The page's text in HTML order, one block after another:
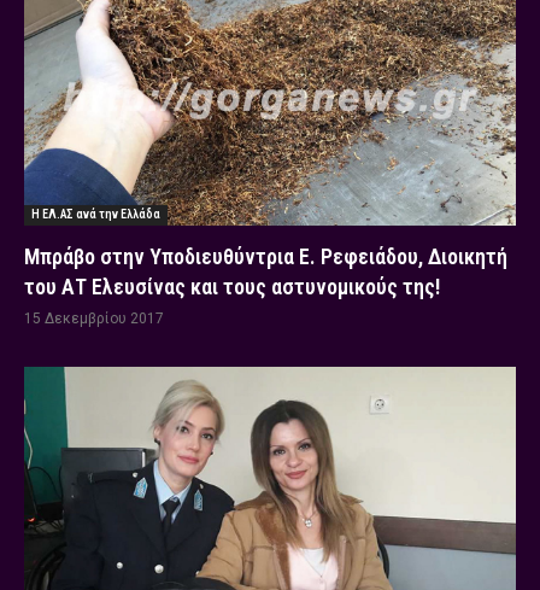
Η ΕΛ.ΑΣ ανά την Ελλάδα
Μπράβο στην Υποδιευθύντρια Ε. Ρεφειάδου, Διοικητή
του ΑΤ Ελευσίνας και τους αστυνομικούς της!
15 Δεκεμβρίου 2017